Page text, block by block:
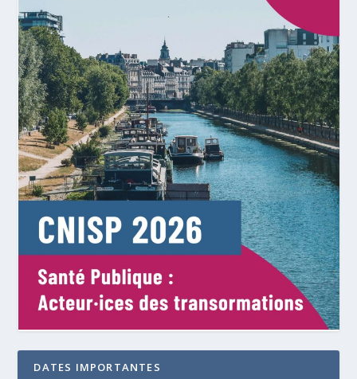
DATES IMPORTANTES